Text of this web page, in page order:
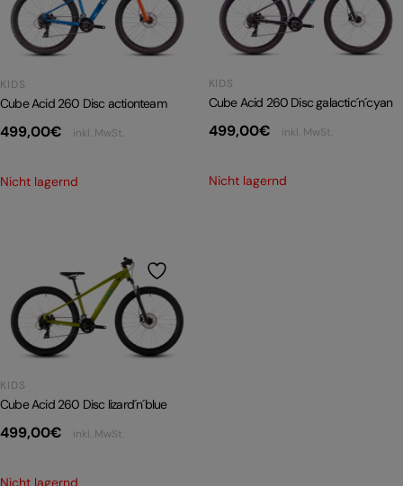
Alle entdecken
E-BIKE TOUR
PRODUKTRÜCKRUFE
KIDS
Cube Acid 260 Disc actionteam
499,00€ inkl. MwSt.
Nicht lagernd
KIDS
Cube Acid 260 Disc galactic´n´cyan
499,00€ inkl. MwSt.
Nicht lagernd
KIDS
Cube Acid 260 Disc lizard´n´blue
499,00€ inkl. MwSt.
Nicht lagernd